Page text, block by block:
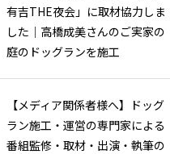
有吉THE夜会」に取材協力しま
した｜高橋成美さんのご実家の
庭のドッグランを施工
【メディア関係者様へ】ドッグ
ラン施工・運営の専門家による
番組監修・取材・出演・執筆の